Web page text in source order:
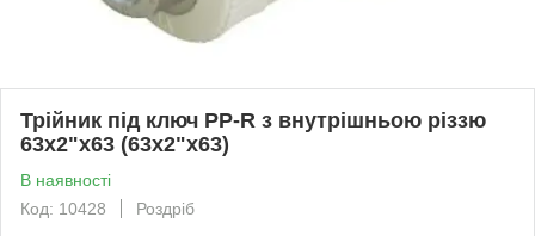
Трійник під ключ PP-R з внутрішньою різзю
63х2"х63 (63х2"х63)
В наявності
Код: 10428
Роздріб